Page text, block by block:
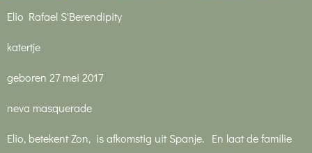
Elio Rafael S'Berendipity
katertje
geboren 27 mei 2017
neva masquerade
Elio, betekent Zon, is afkomstig uit Spanje. En laat de familie